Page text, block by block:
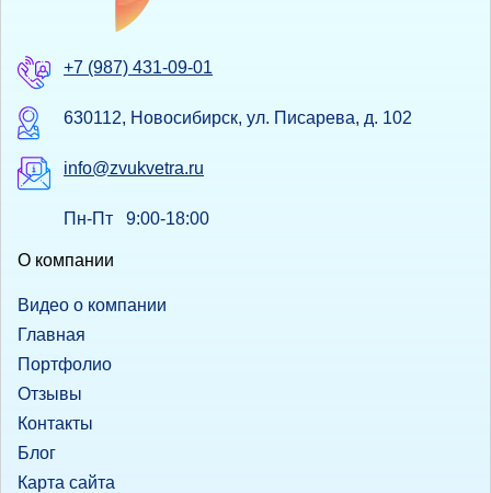
+7 (987) 431-09-01
630112, Новосибирск, ул. Писарева, д. 102
info@zvukvetra.ru
Пн-Пт 9:00-18:00
О компании
Видео о компании
Главная
Портфолио
Отзывы
Контакты
Блог
Карта сайта